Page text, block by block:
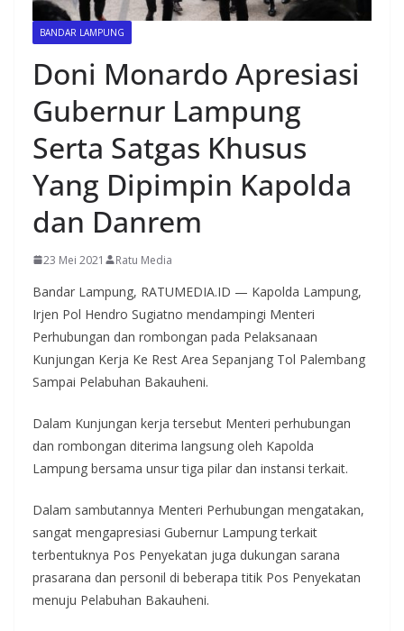
BANDAR LAMPUNG
Doni Monardo Apresiasi
Gubernur Lampung
Serta Satgas Khusus
Yang Dipimpin Kapolda
dan Danrem
23 Mei 2021 Ratu Media
Bandar Lampung, RATUMEDIA.ID — Kapolda Lampung,
Irjen Pol Hendro Sugiatno mendampingi Menteri
Perhubungan dan rombongan pada Pelaksanaan
Kunjungan Kerja Ke Rest Area Sepanjang Tol Palembang
Sampai Pelabuhan Bakauheni.
Dalam Kunjungan kerja tersebut Menteri perhubungan
dan rombongan diterima langsung oleh Kapolda
Lampung bersama unsur tiga pilar dan instansi terkait.
Dalam sambutannya Menteri Perhubungan mengatakan,
sangat mengapresiasi Gubernur Lampung terkait
terbentuknya Pos Penyekatan juga dukungan sarana
prasarana dan personil di beberapa titik Pos Penyekatan
menuju Pelabuhan Bakauheni.